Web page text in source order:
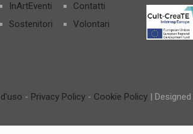
InArtEventi
Sostenitori
Contatti
Volontari
- Privacy Policy - Cookie Policy |